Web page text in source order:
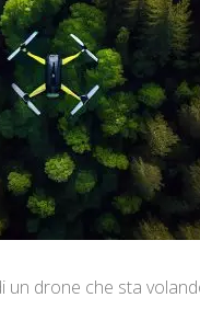
un drone che sta